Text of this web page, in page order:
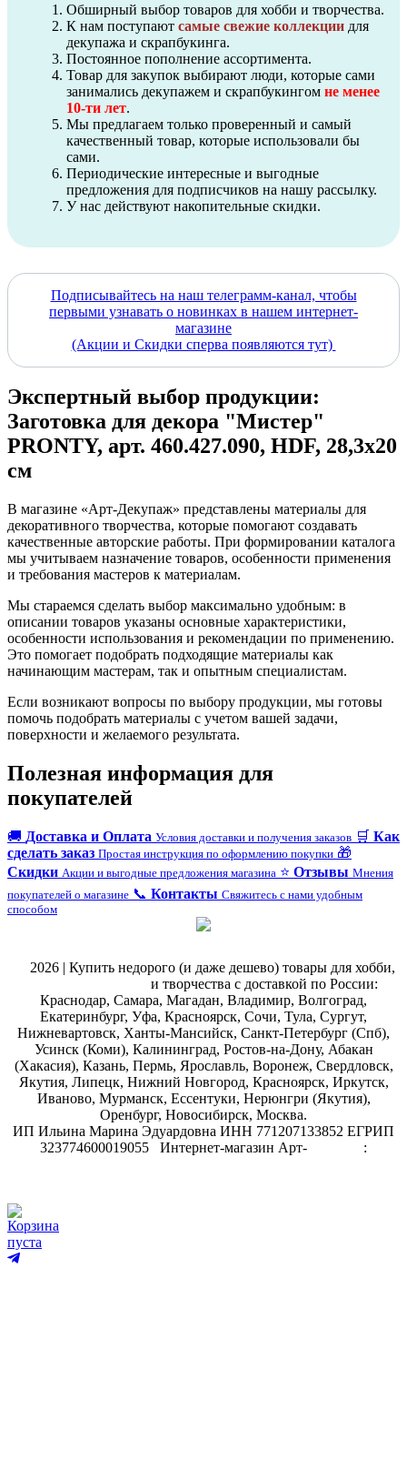
Обширный выбор товаров для хобби и творчества.
К нам поступают самые свежие коллекции для
декупажа и скрапбукинга.
Постоянное пополнение ассортимента.
Товар для закупок выбирают люди, которые сами
занимались декупажем и скрапбукингом не менее
10-ти лет.
Мы предлагаем только проверенный и самый
качественный товар, которые использовали бы
сами.
Периодические интересные и выгодные
предложения для подписчиков на нашу рассылку.
У нас действуют накопительные скидки.
Подписывайтесь на наш телеграмм-канал, чтобы
первыми узнавать о новинках в нашем интернет-
магазине
(Акции и Скидки сперва появляются тут)
Экспертный выбор продукции:
Заготовка для декора "Мистер"
PRONTY, арт. 460.427.090, HDF, 28,3x20
см
В магазине «Арт-Декупаж» представлены материалы для
декоративного творчества, которые помогают создавать
качественные авторские работы. При формировании каталога
мы учитываем назначение товаров, особенности применения
и требования мастеров к материалам.
Мы стараемся сделать выбор максимально удобным: в
описании товаров указаны основные характеристики,
особенности использования и рекомендации по применению.
Это помогает подобрать подходящие материалы как
начинающим мастерам, так и опытным специалистам.
Если возникают вопросы по выбору продукции, мы готовы
помочь подобрать материалы с учетом вашей задачи,
поверхности и желаемого результата.
Полезная информация для
покупателей
🚚 Доставка и Оплата Условия доставки и получения заказов 🛒 Как
сделать заказ Простая инструкция по оформлению покупки 🎁
Скидки Акции и выгодные предложения магазина ⭐ Отзывы Мнения
покупателей о магазине 📞 Контакты Свяжитесь с нами удобным
способом
2026 | Купить недорого (и даже дешево) товары для хобби,
и творчества с доставкой по России:
Краснодар, Самара, Магадан, Владимир, Волгоград,
Екатеринбург, Уфа, Красноярск, Сочи, Тула, Сургут,
Нижневартовск, Ханты-Мансийск, Санкт-Петербург (Спб),
Усинск (Коми), Калининград, Ростов-на-Дону, Абакан
(Хакасия), Казань, Пермь, Ярославль, Воронеж, Свердловск,
Якутия, Липецк, Нижний Новгород, Красноярск, Иркутск,
Иваново, Мурманск, Ессентуки, Нерюнгри (Якутия),
Оренбург, Новосибирск, Москва.
ИП Ильина Марина Эдуардовна ИНН 771207133852 ЕГРИП
323774600019055
Интернет-магазин Арт-
:
Корзина
пуста